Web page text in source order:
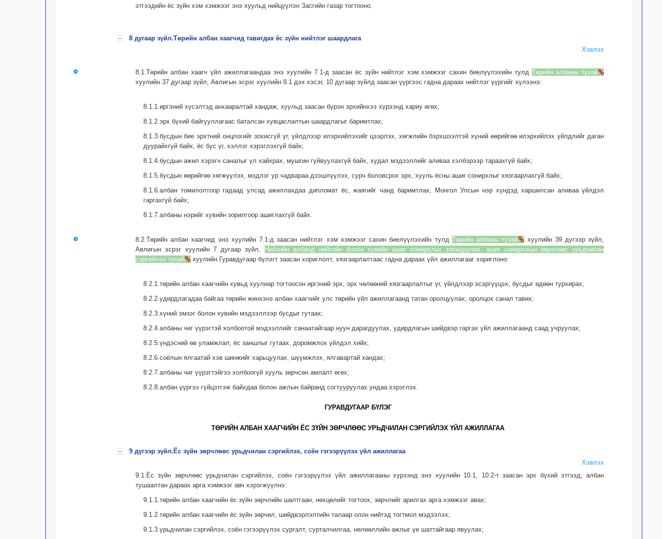
этгээдийн ёс зүйн хэм хэмжээг энэ хуульд нийцүүлэн Засгийн газар тогтооно.
8 дугаар зүйл.Төрийн албан хаагчид тавигдах ёс зүйн нийтлэг шаардлага
Хэвлэх
8.1.Төрийн албан хаагч үйл ажиллагаандаа энэ хуулийн 7.1-д заасан ёс зүйн нийтлэг хэм хэмжээг сахин биелүүлэхийн тулдТөрийн албаны тухай
хуулийн 37 дугаар зүйл, Авлигын эсрэг хуулийн 8.1 дэх хэсэг, 10 дугаар зүйлд заасан үүргээс гадна дараах нийтлэг үүргийг хүлээнэ:
8.1.1.иргэний хүсэлтэд анхааралтай хандаж, хуульд заасан бүрэн эрхийнхээ хүрээнд хариу өгөх;
8.1.2.эрх бүхий байгууллагаас баталсан хувцаслалтын шаардлагыг баримтлах;
8.1.3.бусдын бие эрхтний онцлогийг зохисгүй үг, үйлдлээр илэрхийлэхийг цээрлэх, хөгжлийн бэрхшээлтэй хүний өөрийгөө илэрхийлэх үйлдлийг даган
дуурайхгүй байх, ёс бус үг, хэллэг хэрэглэхгүй байх;
8.1.4.бусдын ажил хэрэгч саналыг үл хайхрах, мушгин гуйвуулахгүй байх, худал мэдээллийг аливаа хэлбэрээр тараахгүй байх;
8.1.5.бусдын өөрийгөө хөгжүүлэх, мэдлэг ур чадвараа дээшлүүлэх, сурч боловсрох эрх, хууль ёсны ашиг сонирхлыг хязгаарлахгүй байх;
8.1.6.албан томилолтоор гадаад улсад ажиллахдаа дипломат ёс, жаягийг чанд баримтлах, Монгол Улсын нэр хүндэд харшилсан аливаа үйлдэл
гаргахгүй байх;
8.1.7.албаны нэрийг хувийн зорилгоор ашиглахгүй байх.
8.2.Төрийн албан хаагчид энэ хуулийн 7.1-д заасан нийтлэг хэм хэмжээг сахин биелүүлэхийн тулд Төрийн албаны тухай
хуулийн 39 дүгээр зүйл,
Авлигын эсрэг хуулийн 7 дугаар зүйл, Нийтийн албанд нийтийн болон хувийн ашиг сонирхлыг зохицуулах, ашиг сонирхлын зөрчлөөс урьдчилан
сэргийлэх тухай
хуулийн Гуравдугаар бүлэгт заасан хориглолт, хязгаарлалтаас гадна дараах үйл ажиллагааг хориглоно:
8.2.1.төрийн албан хаагчийн хувьд хуулиар тогтоосон иргэний эрх, эрх чөлөөний хязгаарлалтыг үг, үйлдлээр эсэргүүцэх, бусдыг өдөөн турхирах;
8.2.2.удирдлагадаа байгаа төрийн жинхэнэ албан хаагчийг улс төрийн үйл ажиллагаанд татан оролцуулах, оролцох санал тавих;
8.2.3.хүний эмзэг болон хувийн мэдээллээр бусдыг гутаах;
8.2.4.албаны чиг үүрэгтэй холбоотой мэдээллийг санаатайгаар нуун дарагдуулах, удирдлагын шийдвэр гаргах үйл ажиллагаанд саад учруулах;
8.2.5.үндэсний өв уламжлал, ёс заншлыг гутаах, доромжлох үйлдэл хийх;
8.2.6.соёлын ялгаатай хэв шинжийг харьцуулах, шүүмжлэх, ялгавартай хандах;
8.2.7.албаны чиг үүрэгтэйгээ холбоогүй хууль зөрчсөн амлалт өгөх;
8.2.8.албан үүргээ гүйцэтгэж байхдаа болон ажлын байранд согтууруулах ундаа хэрэглэх.
ГУРАВДУГААР БҮЛЭГ
ТӨРИЙН АЛБАН ХААГЧИЙН ЁС ЗҮЙН ЗӨРЧЛӨӨС УРЬДЧИЛАН СЭРГИЙЛЭХ ҮЙЛ АЖИЛЛАГАА
9 дүгээр зүйл.Ёс зүйн зөрчлөөс урьдчилан сэргийлэх, соён гэгээрүүлэх үйл ажиллагаа
Хэвлэх
9.1.Ёс зүйн зөрчлөөс урьдчилан сэргийлэх, соён гэгээрүүлэх үйл ажиллагааны хүрээнд энэ хуулийн 10.1, 10.2-т заасан эрх бүхий этгээд, албан
тушаалтан дараах арга хэмжээг авч хэрэгжүүлнэ:
9.1.1.төрийн албан хаагчийн ёс зүйн зөрчлийн шалтгаан, нөхцөлийг тогтоох, зөрчлийг арилгах арга хэмжээг авах;
9.1.2.төрийн албан хаагчийн ёс зүйн зөрчил, шийдвэрлэлтийн талаар олон нийтэд тогтмол мэдээлэх;
9.1.3.урьдчилан сэргийлэх, соён гэгээрүүлэх сургалт, сурталчилгаа, нөлөөллийн ажлыг үе шаттайгаар явуулах;